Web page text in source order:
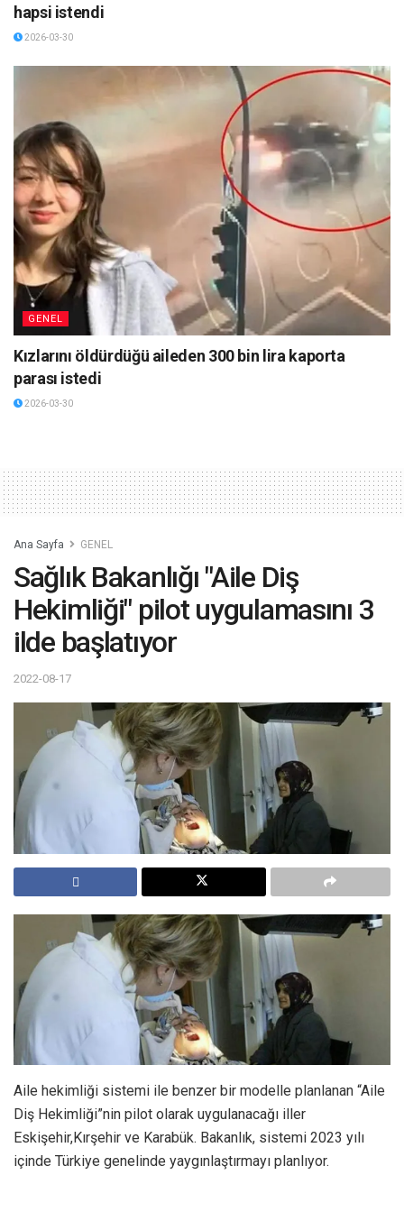
hapsi istendi
2026-03-30
GENEL
Kızlarını öldürdüğü aileden 300 bin lira kaporta
parası istedi
2026-03-30
Ana Sayfa GENEL
Sağlık Bakanlığı "Aile Diş
Hekimliği" pilot uygulamasını 3
ilde başlatıyor
2022-08-17
Aile hekimliği sistemi ile benzer bir modelle planlanan “Aile
Diş Hekimliği”nin pilot olarak uygulanacağı iller
Eskişehir,Kırşehir ve Karabük. Bakanlık, sistemi 2023 yılı
içinde Türkiye genelinde yaygınlaştırmayı planlıyor.